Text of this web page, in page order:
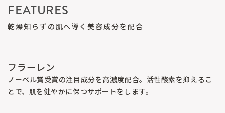
FEATURES
乾燥知らずの肌へ導く美容成分を配合
フラーレン
ノーベル賞受賞の注目成分を高濃度配合。活性酸素を抑えるこ
とで、肌を健やかに保つサポートをします。